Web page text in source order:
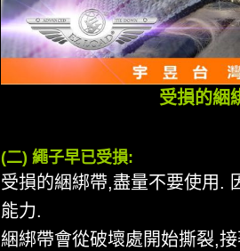
受損的綑
(二) 繩子早已受損:
受損的綑綁帶,盡量不要使用.
能力.
綑綁帶會從破壞處開始撕裂,